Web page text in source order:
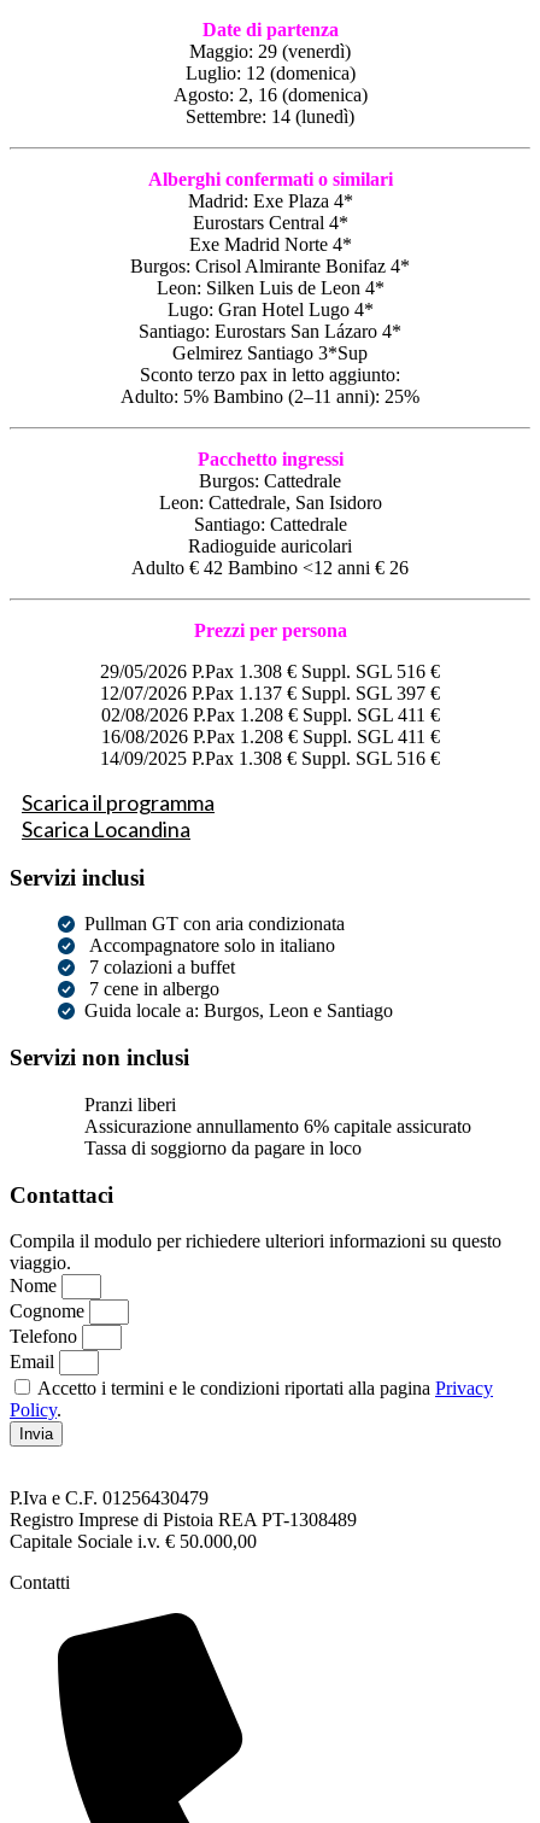
Date di partenza
Maggio: 29 (venerdì)
Luglio: 12 (domenica)
Agosto: 2, 16 (domenica)
Settembre: 14 (lunedì)
Alberghi confermati o similari
Madrid: Exe Plaza 4*
Eurostars Central 4*
Exe Madrid Norte 4*
Burgos: Crisol Almirante Bonifaz 4*
Leon: Silken Luis de Leon 4*
Lugo: Gran Hotel Lugo 4*
Santiago: Eurostars San Lázaro 4*
Gelmirez Santiago 3*Sup
Sconto terzo pax in letto aggiunto:
Adulto: 5% Bambino (2–11 anni): 25%
Pacchetto ingressi
Burgos: Cattedrale
Leon: Cattedrale, San Isidoro
Santiago: Cattedrale
Radioguide auricolari
Adulto € 42 Bambino <12 anni € 26
Prezzi per persona
29/05/2026 P.Pax 1.308 € Suppl. SGL 516 €
12/07/2026 P.Pax 1.137 € Suppl. SGL 397 €
02/08/2026 P.Pax 1.208 € Suppl. SGL 411 €
16/08/2026 P.Pax 1.208 € Suppl. SGL 411 €
14/09/2025 P.Pax 1.308 € Suppl. SGL 516 €
Scarica il programma
Scarica Locandina
Servizi inclusi
Pullman GT con aria condizionata
Accompagnatore solo in italiano
7 colazioni a buffet
7 cene in albergo
Guida locale a: Burgos, Leon e Santiago
Servizi non inclusi
Pranzi liberi
Assicurazione annullamento 6% capitale assicurato
Tassa di soggiorno da pagare in loco
Contattaci
Compila il modulo per richiedere ulteriori informazioni su questo
viaggio.
Nome
Cognome
Telefono
Email
Accetto i termini e le condizioni riportati alla pagina Privacy
Policy.
Invia
P.Iva e C.F. 01256430479
Registro Imprese di Pistoia REA PT-1308489
Capitale Sociale i.v. € 50.000,00
Contatti